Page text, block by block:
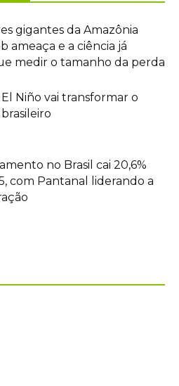
gigantes da Amazônia
ameaça e a ciência já
medir o tamanho da perda
Niño vai transformar o
no Brasil cai 20,6%
com Pantanal liderando a